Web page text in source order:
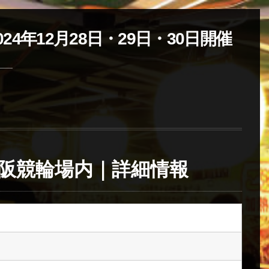
年12月28日・29日・30日開催
競輪場内｜詳細情報